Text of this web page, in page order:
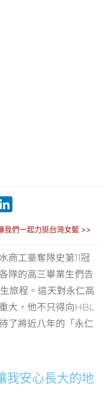
k
e
dI
n
我們一起力挺台灣女籃 >>
商工豪奪隊史第11冠
隊的高三畢業生們告
旅程。這天對永仁高
大，他不只得向HBL
了將近八年的「永仁
我安心長大的地